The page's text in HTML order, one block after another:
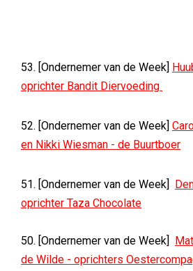
53. [Ondernemer van de Week]
oprichter Bandit Diervoeding
52. [Ondernemer van de Week]
en Nikki Wiesman - de Buurtboer
51. [Ondernemer van de Week]
oprichter Taza Chocolate
50. [Ondernemer van de Week]
de Wilde - oprichters